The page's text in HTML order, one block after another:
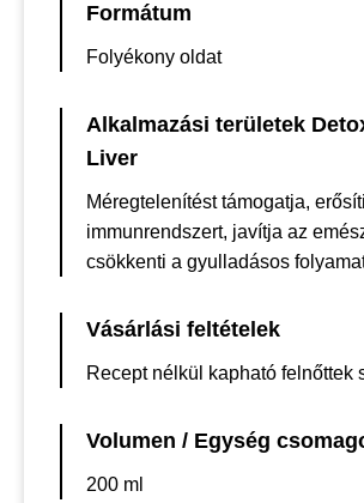
Formátum
Folyékony oldat
Alkalmazási területek
Liver
Méregtelenítést támogatja,
immunrendszert, javítja az
csökkenti a gyulladásos
Vásárlási feltételek
Recept nélkül kapható felnőttek
Volumen / Egység
200 ml